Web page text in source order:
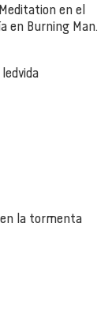
en el
en Burning Man.
la tormenta